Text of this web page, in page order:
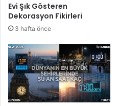
Evi Şık Gösteren
Dekorasyon Fikirleri
3 hafta önce